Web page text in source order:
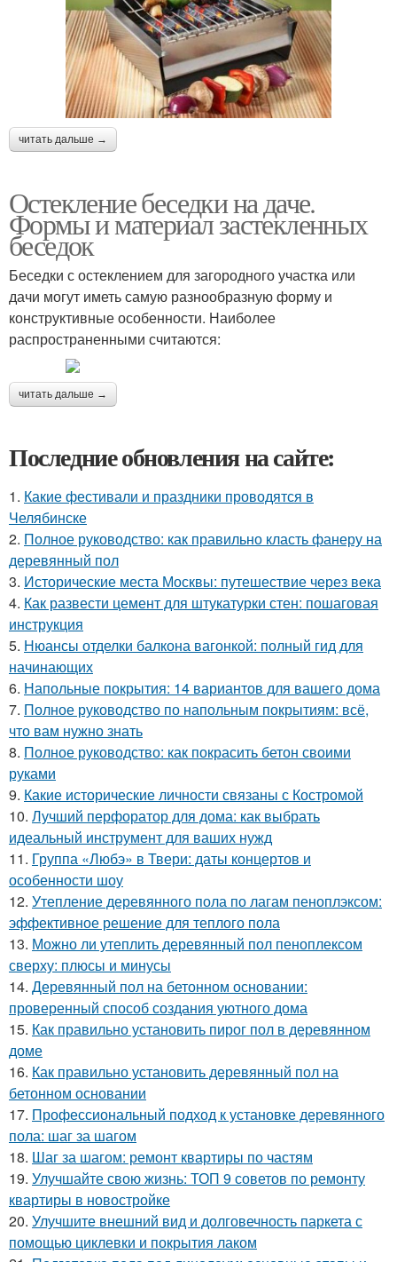
читать дальше →
Остекление беседки на даче.
Формы и материал застекленных
беседок
Беседки с остеклением для загородного участка или
дачи могут иметь самую разнообразную форму и
конструктивные особенности. Наиболее
распространенными считаются:
читать дальше →
Последние обновления на сайте:
1. Какие фестивали и праздники проводятся в
Челябинске
2. Полное руководство: как правильно класть фанеру на
деревянный пол
3. Исторические места Москвы: путешествие через века
4. Как развести цемент для штукатурки стен: пошаговая
инструкция
5. Нюансы отделки балкона вагонкой: полный гид для
начинающих
6. Напольные покрытия: 14 вариантов для вашего дома
7. Полное руководство по напольным покрытиям: всё,
что вам нужно знать
8. Полное руководство: как покрасить бетон своими
руками
9. Какие исторические личности связаны с Костромой
10. Лучший перфоратор для дома: как выбрать
идеальный инструмент для ваших нужд
11. Группа «Любэ» в Твери: даты концертов и
особенности шоу
12. Утепление деревянного пола по лагам пеноплэксом:
эффективное решение для теплого пола
13. Можно ли утеплить деревянный пол пеноплексом
сверху: плюсы и минусы
14. Деревянный пол на бетонном основании:
проверенный способ создания уютного дома
15. Как правильно установить пирог пол в деревянном
доме
16. Как правильно установить деревянный пол на
бетонном основании
17. Профессиональный подход к установке деревянного
пола: шаг за шагом
18. Шаг за шагом: ремонт квартиры по частям
19. Улучшайте свою жизнь: ТОП 9 советов по ремонту
квартиры в новостройке
20. Улучшите внешний вид и долговечность паркета с
помощью циклевки и покрытия лаком